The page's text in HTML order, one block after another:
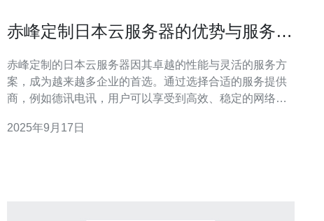
赤峰定制日本云服务器的优势与服务方
赤峰定制的日本云服务器因其卓越的性能与灵活的服务方
案，成为越来越多企业的首选。通过选择合适的服务提供
商，例如德讯电讯，用户可以享受到高效、稳定的网络环
服务器的优势和服务方案，帮助您做出明智的选择。 一、
2025年9月17日